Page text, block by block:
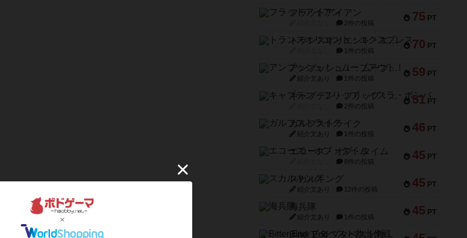
75 PT
フラットアイアン
2件の投稿
70 PT
トランスオリエント・エクスプレス
1件の投稿
59 PT
アンブッシュ！：ムーブアウト！
紹介文あり 1件の投稿
51 PT
キャプテン・フリップ：イスラ・ボンバ
2件の投稿
46 PT
ガルフストライク
紹介文あり 1件の投稿
45 PT
エコーズ・オブ・タイム
8件の投稿
45 PT
スカルキング
紹介文あり 12件の投稿
45 PT
海兵隊
紹介文あり 1件の投稿
Bitter End ブタペスト救出作戦